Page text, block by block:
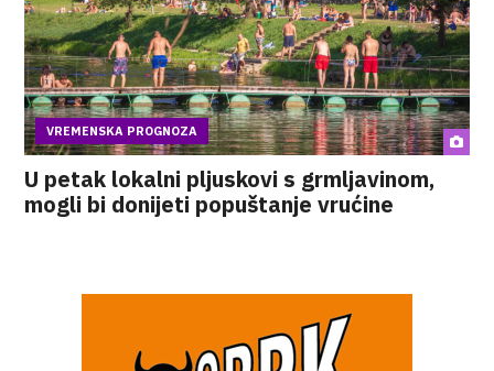
VREMENSKA PROGNOZA
U petak lokalni pljuskovi s grmljavinom,
mogli bi donijeti popuštanje vrućine